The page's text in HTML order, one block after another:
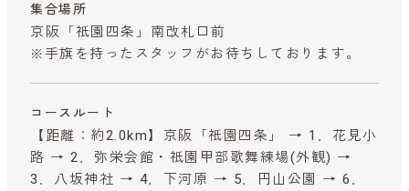
集合場所
京阪「祇園四条」南改札口前
※手旗を持ったスタッフがお待ちしております。
コースルート
【距離：約2.0km】京阪「祇園四条」 → 1．花見小
路 → 2．弥栄会館・祇園甲部歌舞練場(外観) →
3．八坂神社 → 4．下河原 → 5．円山公園 → 6．